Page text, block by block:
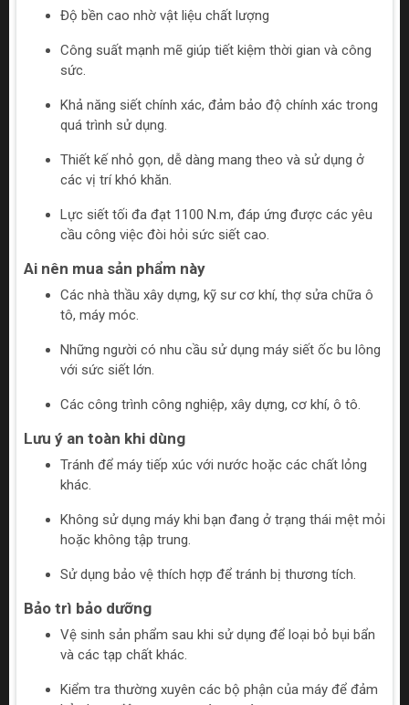
Độ bền cao nhờ vật liệu chất lượng
Công suất mạnh mẽ giúp tiết kiệm thời gian và công
sức.
Khả năng siết chính xác, đảm bảo độ chính xác trong
quá trình sử dụng.
Thiết kế nhỏ gọn, dễ dàng mang theo và sử dụng ở
các vị trí khó khăn.
Lực siết tối đa đạt 1100 N.m, đáp ứng được các yêu
cầu công việc đòi hỏi sức siết cao.
Ai nên mua sản phẩm này
Các nhà thầu xây dựng, kỹ sư cơ khí, thợ sửa chữa ô
tô, máy móc.
Những người có nhu cầu sử dụng máy siết ốc bu lông
với sức siết lớn.
Các công trình công nghiệp, xây dựng, cơ khí, ô tô.
Lưu ý an toàn khi dùng
Tránh để máy tiếp xúc với nước hoặc các chất lỏng
khác.
Không sử dụng máy khi bạn đang ở trạng thái mệt mỏi
hoặc không tập trung.
Sử dụng bảo vệ thích hợp để tránh bị thương tích.
Bảo trì bảo dưỡng
Vệ sinh sản phẩm sau khi sử dụng để loại bỏ bụi bẩn
và các tạp chất khác.
Kiểm tra thường xuyên các bộ phận của máy để đảm